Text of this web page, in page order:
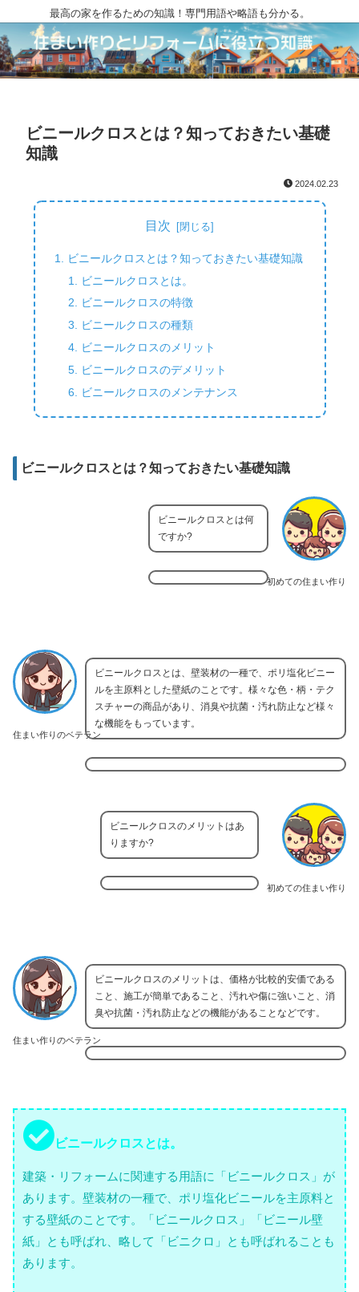
最高の家を作るための知識！専門用語や略語も分かる。
ビニールクロスとは？知っておきたい基礎
知識
2024.02.23
目次
ビニールクロスとは？知っておきたい基礎知識
ビニールクロスとは。
ビニールクロスの特徴
ビニールクロスの種類
ビニールクロスのメリット
ビニールクロスのデメリット
ビニールクロスのメンテナンス
ビニールクロスとは？知っておきたい基礎知識
初めての住まい作り
ビニールクロスとは何
ですか?
住まい作りのベテラン
ビニールクロスとは、壁装材の一種で、ポリ塩化ビニー
ルを主原料とした壁紙のことです。様々な色・柄・テク
スチャーの商品があり、消臭や抗菌・汚れ防止など様々
な機能をもっています。
初めての住まい作り
ビニールクロスのメリットはあ
りますか?
住まい作りのベテラン
ビニールクロスのメリットは、価格が比較的安価である
こと、施工が簡単であること、汚れや傷に強いこと、消
臭や抗菌・汚れ防止などの機能があることなどです。
ビニールクロスとは。
建築・リフォームに関連する用語に「ビニールクロス」が
あります。壁装材の一種で、ポリ塩化ビニールを主原料と
する壁紙のことです。「ビニールクロス」「ビニール壁
紙」とも呼ばれ、略して「ビニクロ」とも呼ばれることも
あります。